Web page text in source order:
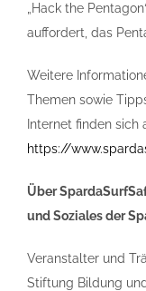
„Hack the
auffordert, das
Weitere
Themen sowie
Internet finden sich
https://
Über
und Soziales der
Veranstalter und
Stiftung Bildung